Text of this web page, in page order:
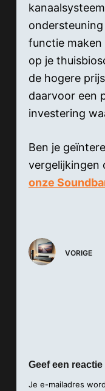
functie maken
op je
de hogere
daarvoor een
investering
Ben je
vergelijkingen
onze
VORIGE
Geef een reactie
Je e-mailadres